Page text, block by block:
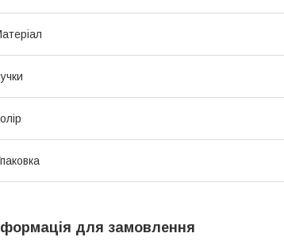
для замовлення